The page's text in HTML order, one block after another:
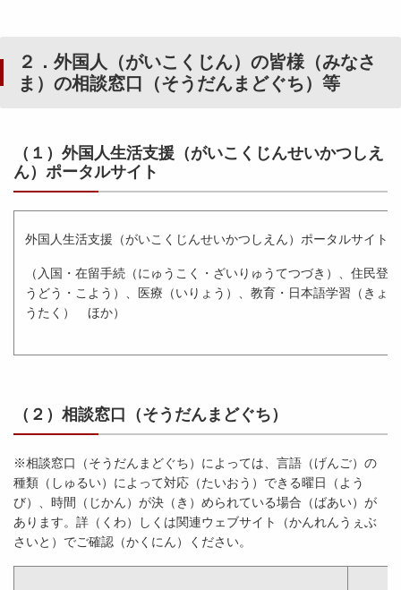
２．外国人（がいこくじん）の皆様（みなさ
ま）の相談窓口（そうだんまどぐち）等
（１）外国人生活支援（がいこくじんせいかつしえ
ん）ポータルサイト
外国人生活支援（がいこくじんせいかつしえん）ポータルサイト
（入国・在留手続（にゅうこく・ざいりゅうてつづき）、住民登
うどう・こよう）、医療（いりょう）、教育・日本語学習（きょ
うたく） ほか）
（２）相談窓口（そうだんまどぐち）
※相談窓口（そうだんまどぐち）によっては、言語（げんご）の
種類（しゅるい）によって対応（たいおう）できる曜日（よう
び）、時間（じかん）が決（き）められている場合（ばあい）が
あります。詳（くわ）しくは関連ウェブサイト（かんれんうぇぶ
さいと）でご確認（かくにん）ください。